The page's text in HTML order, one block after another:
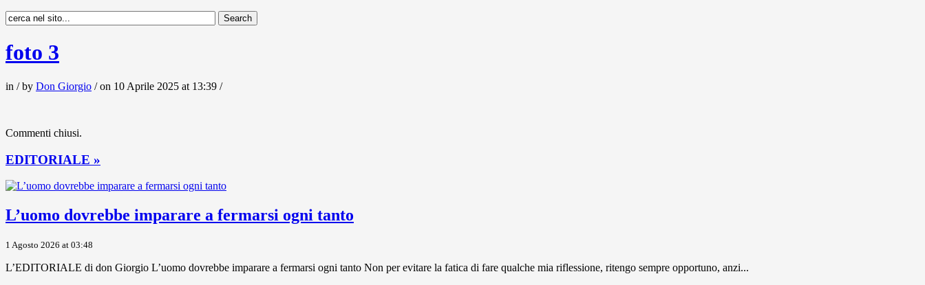
foto 3
in / by Don Giorgio / on 10 Aprile 2025 at 13:39 /
Commenti chiusi.
EDITORIALE »
L’uomo dovrebbe imparare a fermarsi ogni tanto
1 Agosto 2026 at 03:48
L’EDITORIALE di don Giorgio L’uomo dovrebbe imparare a fermarsi ogni tanto Non per evitare la fatica di fare qualche mia riflessione, ritengo sempre opportuno, anzi...